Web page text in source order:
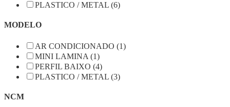
PLASTICO / METAL (6)
MODELO
AR CONDICIONADO (1)
MINI LAMINA (1)
PERFIL BAIXO (4)
PLASTICO / METAL (3)
NCM